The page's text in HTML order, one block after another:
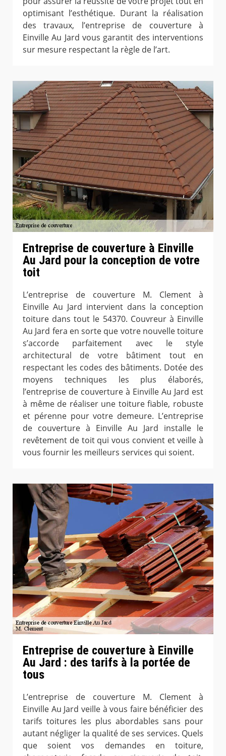
optimisant l’esthétique. Durant la réalisation
des travaux, l’entreprise de couverture à
Einville Au Jard vous garantit des interventions
sur mesure respectant la règle de l’art.
Entreprise de couverture à Einville
Au Jard pour la conception de votre
toit
L’entreprise de couverture M. Clement à
Einville Au Jard intervient dans la conception
toiture dans tout le 54370. Couvreur à Einville
Au Jard fera en sorte que votre nouvelle toiture
s’accorde parfaitement avec le style
architectural de votre bâtiment tout en
respectant les codes des bâtiments. Dotée des
moyens techniques les plus élaborés,
l’entreprise de couverture à Einville Au Jard est
à même de réaliser une toiture fiable, robuste
et pérenne pour votre demeure. L’entreprise
de couverture à Einville Au Jard installe le
revêtement de toit qui vous convient et veille à
vous fournir les meilleurs services qui soient.
Entreprise de couverture à Einville
Au Jard : des tarifs à la portée de
tous
L’entreprise de couverture M. Clement à
Einville Au Jard veille à vous faire bénéficier des
tarifs toitures les plus abordables sans pour
autant négliger la qualité de ses services. Quels
que soient vos demandes en toiture,